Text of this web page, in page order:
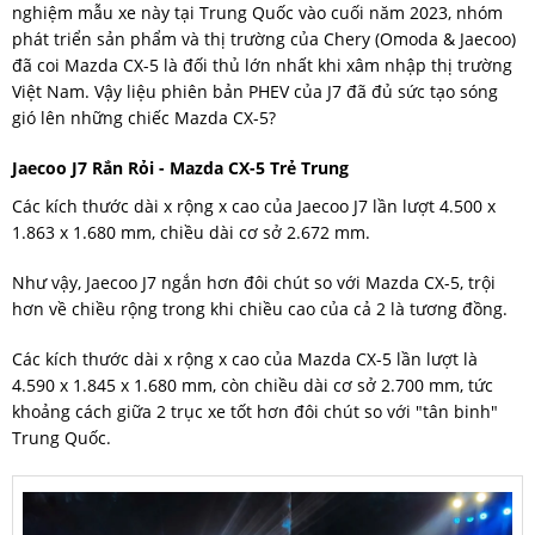
nghiệm mẫu xe này tại Trung Quốc vào cuối năm 2023, nhóm
phát triển sản phẩm và thị trường của Chery (Omoda & Jaecoo)
đã coi Mazda CX-5 là đối thủ lớn nhất khi xâm nhập thị trường
Việt Nam. Vậy liệu phiên bản PHEV của J7 đã đủ sức tạo sóng
gió lên những chiếc Mazda CX-5?
Jaecoo J7 Rắn Rỏi - Mazda CX-5 Trẻ Trung
Các kích thước dài x rộng x cao của Jaecoo J7 lần lượt 4.500 x
1.863 x 1.680 mm, chiều dài cơ sở 2.672 mm.
Như vậy, Jaecoo J7 ngắn hơn đôi chút so với Mazda CX-5, trội
hơn về chiều rộng trong khi chiều cao của cả 2 là tương đồng.
Các kích thước dài x rộng x cao của Mazda CX-5 lần lượt là
4.590 x 1.845 x 1.680 mm, còn chiều dài cơ sở 2.700 mm, tức
khoảng cách giữa 2 trục xe tốt hơn đôi chút so với "tân binh"
Trung Quốc.